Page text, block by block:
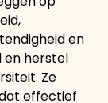
en
en herstel
Ze
effectief